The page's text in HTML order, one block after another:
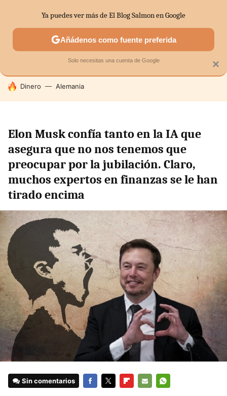
SECTORES ECONOMÍA DOMÉSTICA MERCADOS
HOY SE HABLA DE
Dinero Alemania
Elon Musk confía tanto en la IA que
asegura que no nos tenemos que
preocupar por la jubilación. Claro,
muchos expertos en finanzas se le han
tirado encima
Sin comentarios
×
Ya puedes ver más de El Blog Salmon en Google
Añádenos como fuente preferida
Solo necesitas una cuenta de Google